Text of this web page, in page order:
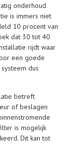
onderhoud
is immers niet
10 procent van
dat 30 tot 40
rijdt waar
een goede
dus
betreft
of beslagen
is mogelijk
Dit kan tot